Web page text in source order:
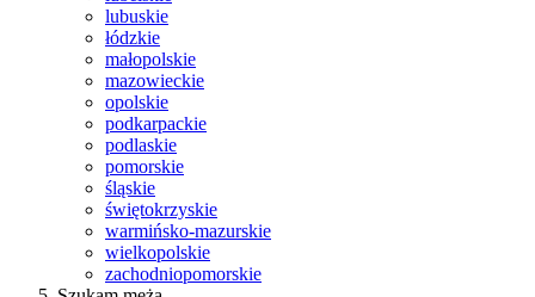
lubuskie
łódzkie
małopolskie
mazowieckie
opolskie
podkarpackie
podlaskie
pomorskie
śląskie
świętokrzyskie
warmińsko-mazurskie
wielkopolskie
zachodniopomorskie